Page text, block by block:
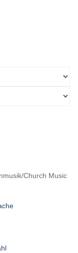
Church Music